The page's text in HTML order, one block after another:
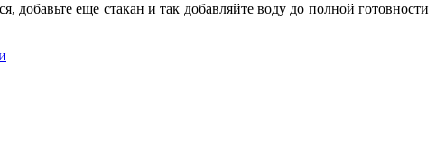
добавьте еще стакан и так добавляйте воду до полной готовности